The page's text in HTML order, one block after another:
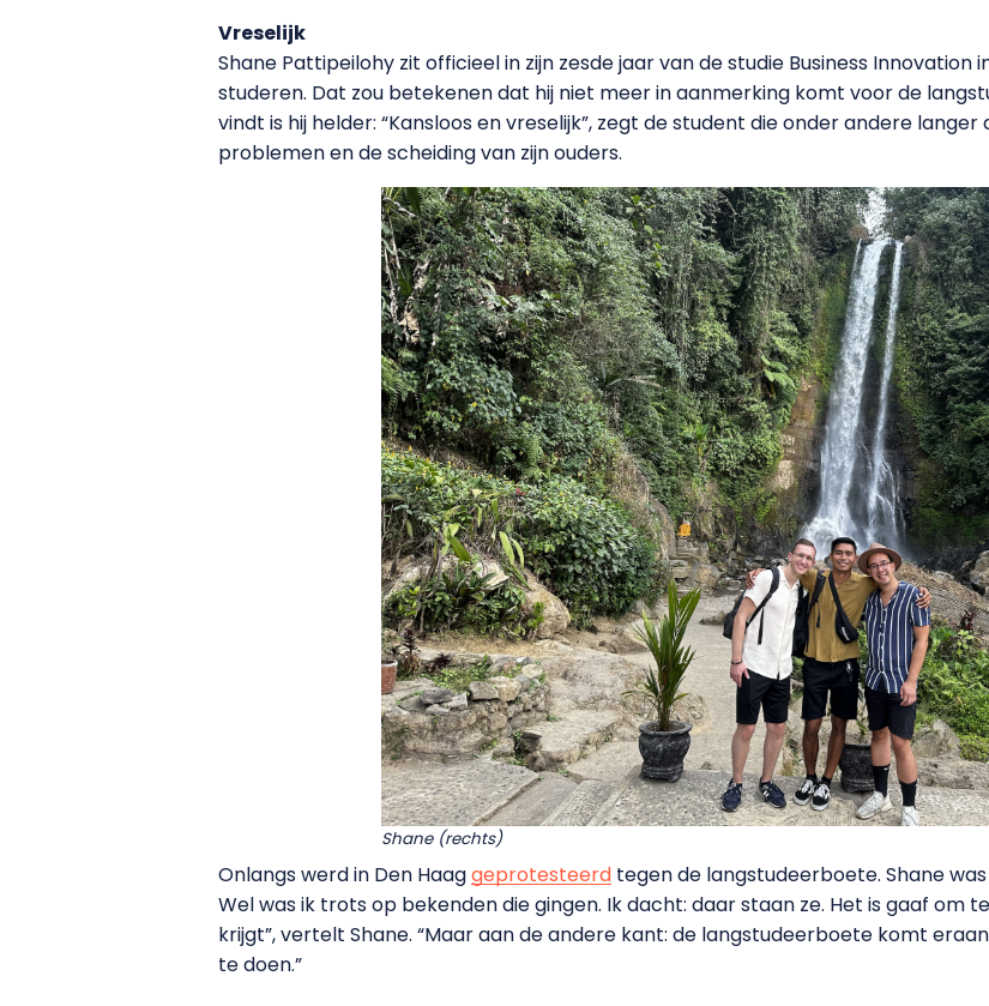
Vreselijk
Shane Pattipeilohy zit officieel in zijn zesde jaar van de studie Business
studeren. Dat zou betekenen dat hij niet meer in aanmerking komt voor de
vindt is hij helder: “Kansloos en vreselijk”, zegt de student die onder andere
problemen en de scheiding van zijn ouders.
Shane (rechts)
Onlangs werd in Den Haaggeprotesteerd tegen de langstudeerboete. Shane
Wel was ik trots op bekenden die gingen. Ik dacht: daar staan ze. Het is gaaf om
krijgt”, vertelt Shane. “Maar aan de andere kant: de langstudeerboete komt
te doen.”